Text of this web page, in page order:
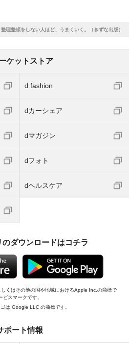
整理整頓をしない人ほど、うまくいく。（きずな出版）
ケットストア
d fashion
dカーシェア
dマガジン
dフォト
dヘルスケア
ダウンロードはコチラ
くはその他の国や地域におけるApple Inc.の商標で
スマークです。
は Google LLC の商標です。
ポート情報